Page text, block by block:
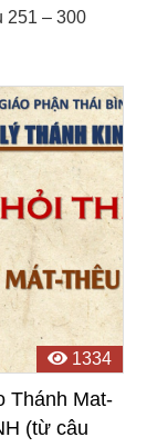
251 – 300
1334
Thánh Mat-
(từ câu